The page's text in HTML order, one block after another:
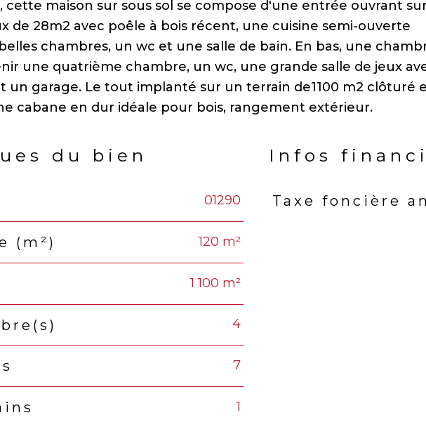
maison sur sous sol se compose d'une entrée ouvrant
de 28m2 avec poêle à bois récent, une cuisine semi-ouverte
chambres, un wc et une salle de bain. En bas, une
une quatrième chambre, un wc, une grande salle de jeux
un garage. Le tout implanté sur un terrain de1100 m2 clôturé
du bien
01290
(m²) 120 m²
1 100 m²
4
7
1
Infos
Caractéristiques
Taxe foncière